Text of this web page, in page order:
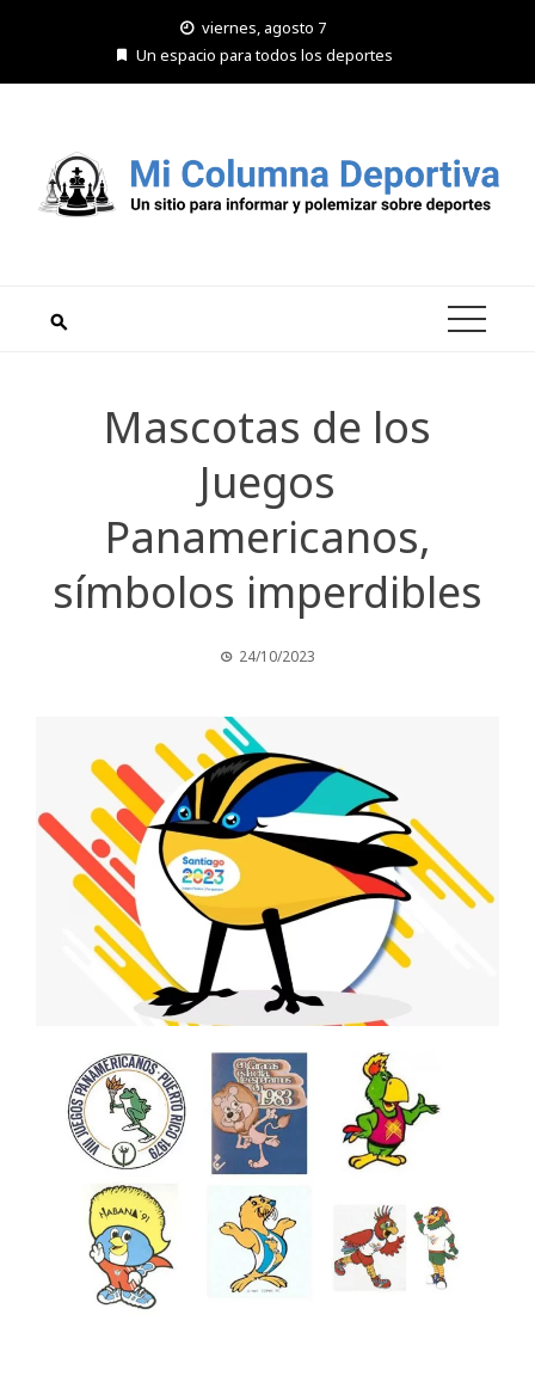
viernes, agosto 7
Un espacio para todos los deportes
Mascotas de los
Juegos
Panamericanos,
símbolos imperdibles
24/10/2023